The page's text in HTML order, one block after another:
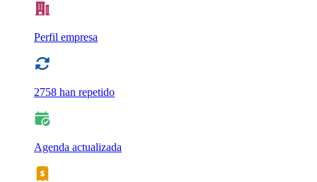
Perfil empresa
2758 han repetido
Agenda actualizada